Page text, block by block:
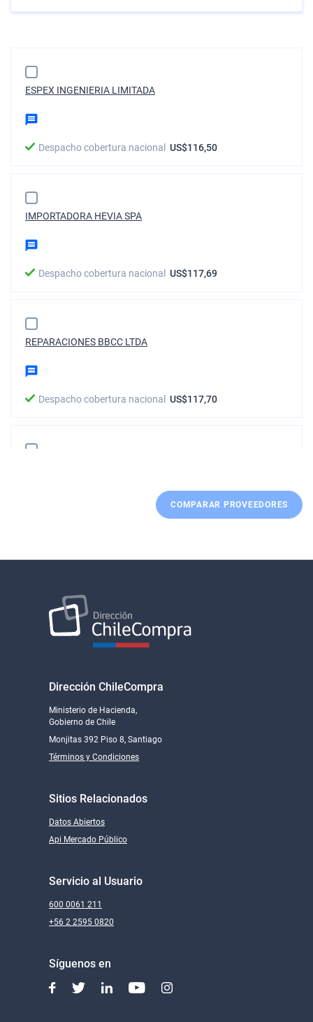
ESPEX INGENIERIA LIMITADA
Despacho cobertura nacional US$116,50
IMPORTADORA HEVIA SPA
Despacho cobertura nacional US$117,69
REPARACIONES BBCC LTDA
Despacho cobertura nacional US$117,70
OPCIONES S.A. SISTEMAS DE INFORMACION
Despacho cobertura nacional
COMPARAR PROVEEDORES
Dirección ChileCompra
Ministerio de Hacienda,
Gobierno de Chile
Monjitas 392 Piso 8, Santiago
Términos y Condiciones
Sitios Relacionados
Datos Abiertos
Api Mercado Público
Servicio al Usuario
600 0061 211
+56 2 2595 0820
Síguenos en